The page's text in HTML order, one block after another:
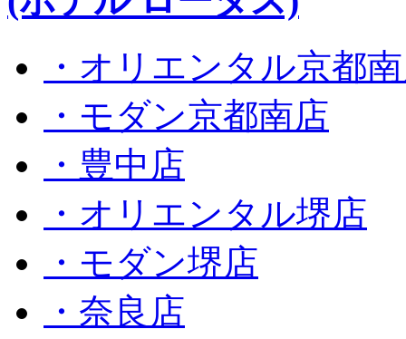
・オリエンタル京都
・モダン京都南店
・豊中店
・オリエンタル堺店
・モダン堺店
・奈良店